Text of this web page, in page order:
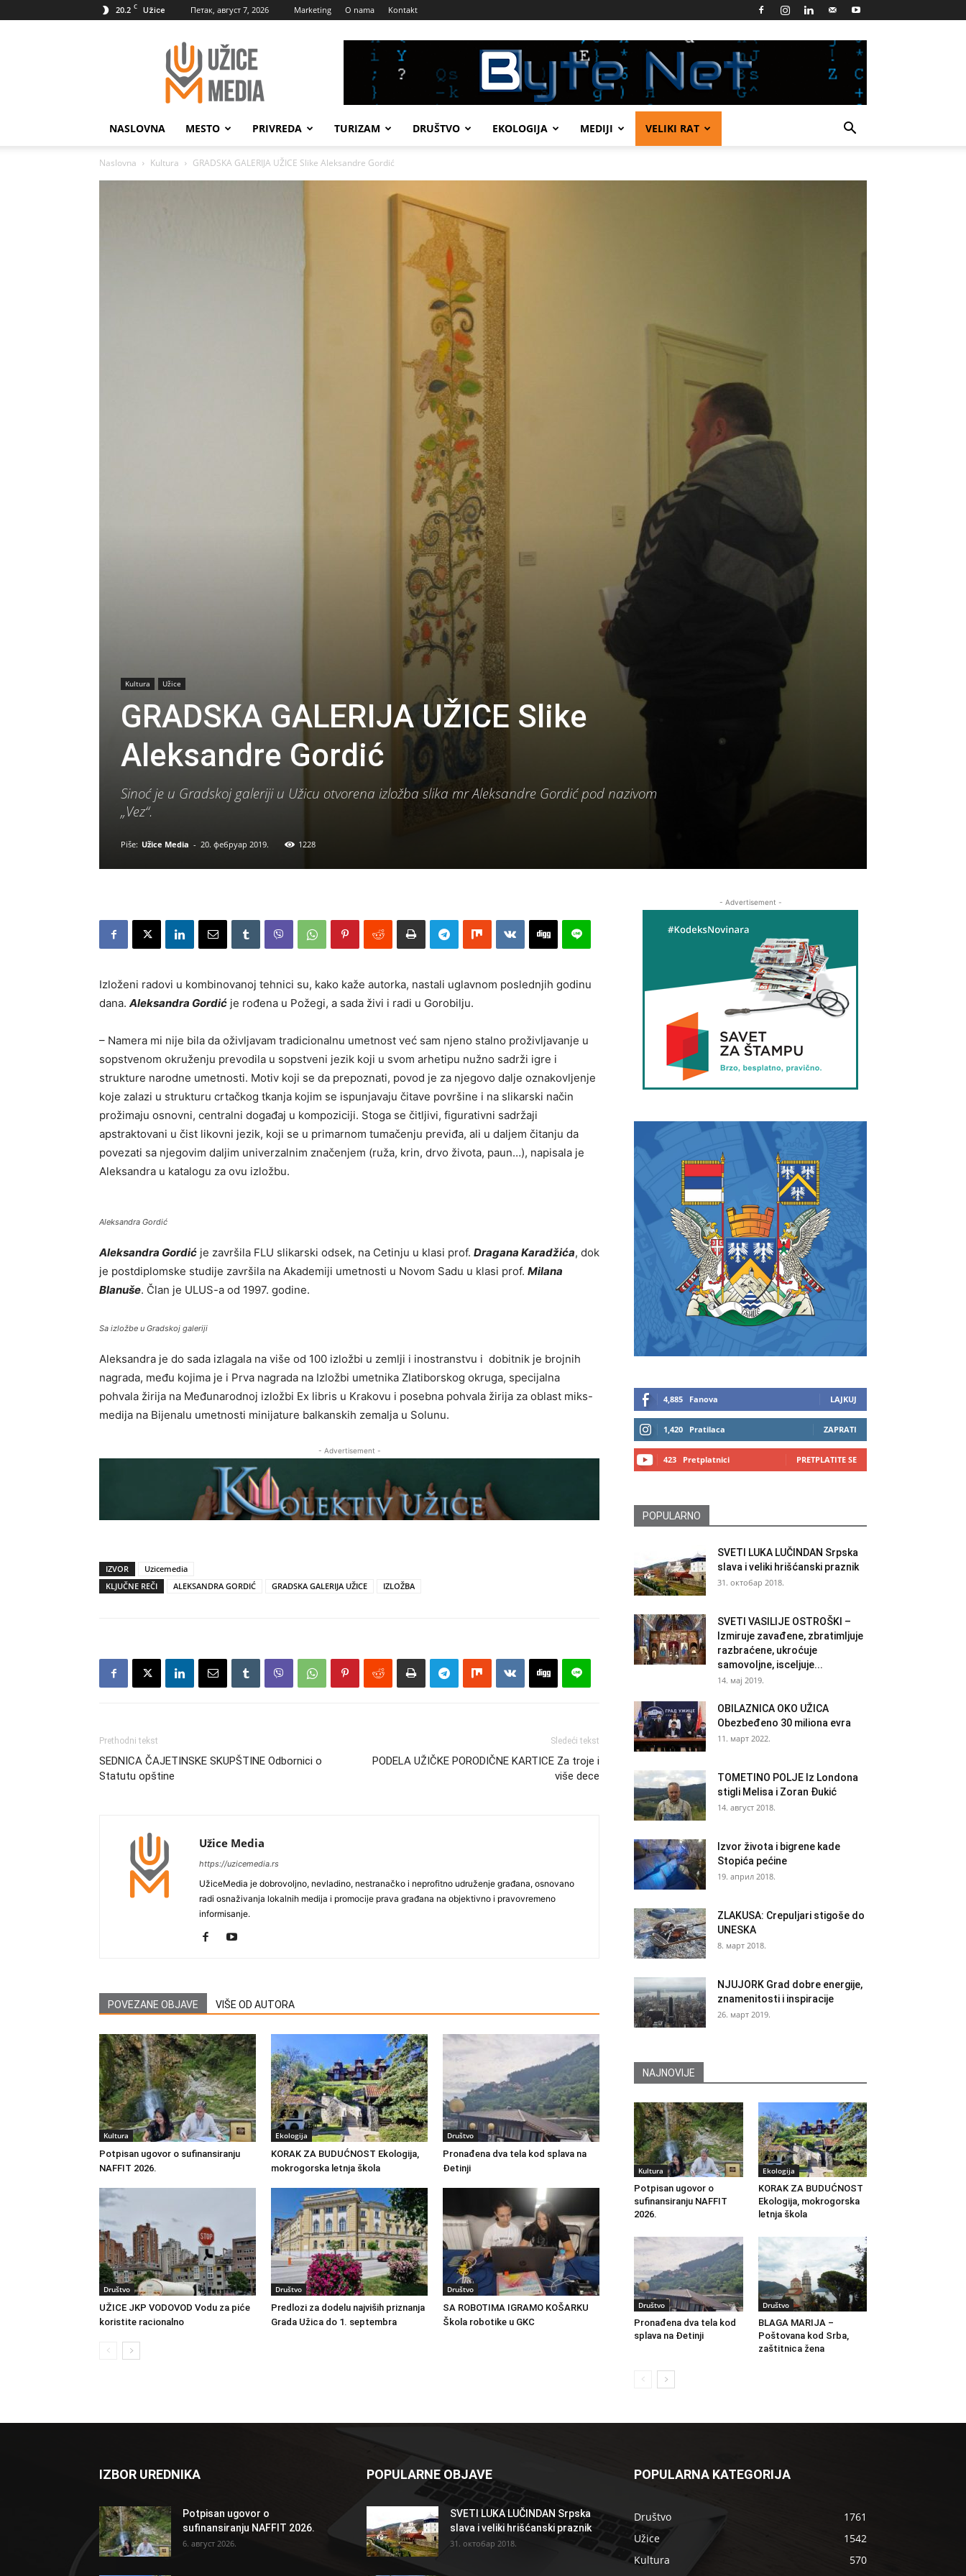
20.2 C Užice Петак, август 7, 2026 Marketing O nama Kontakt
UžiceMedia
NASLOVNA MESTO PRIVREDA TURIZAM DRUŠTVO EKOLOGIJA MEDIJI VELIKI RAT
Naslovna Kultura GRADSKA GALERIJA UŽICE Slike Aleksandre Gordić
Kultura Užice
GRADSKA GALERIJA UŽICE Slike
Aleksandre Gordić
Sinoć je u Gradskoj galeriji u Užicu otvorena izložba slika mr Aleksandre Gordić pod nazivom
„Vez“.
Piše: Užice Media - 20. фебруар 2019. 1228
Izloženi radovi u kombinovanoj tehnici su, kako kaže autorka, nastali uglavnom poslednjih godinu
dana. Aleksandra Gordić je rođena u Požegi, a sada živi i radi u Gorobilju.
– Namera mi nije bila da oživljavam tradicionalnu umetnost već sam njeno stalno proživljavanje u
sopstvenom okruženju prevodila u sopstveni jezik koji u svom arhetipu nužno sadrži igre i
strukture narodne umetnosti. Motiv koji se da prepoznati, povod je za njegovo dalje oznakovljenje
koje zalazi u strukturu crtačkog tkanja kojim se ispunjavaju čitave površine i na slikarski način
prožimaju osnovni, centralni događaj u kompoziciji. Stoga se čitljivi, figurativni sadržaji
apstraktovani u čist likovni jezik, koji se u primarnom tumačenju previđa, ali u daljem čitanju da
povezati sa njegovim daljim univerzalnim značenjem (ruža, krin, drvo života, paun…), napisala je
Aleksandra u katalogu za ovu izložbu.
Aleksandra Gordić
Aleksandra Gordić je završila FLU slikarski odsek, na Cetinju u klasi prof. Dragana Karadžića, dok
je postdiplomske studije završila na Akademiji umetnosti u Novom Sadu u klasi prof. Milana
Blanuše. Član je ULUS-a od 1997. godine.
Sa izložbe u Gradskoj galeriji
Aleksandra je do sada izlagala na više od 100 izložbi u zemlji i inostranstvu i dobitnik je brojnih
nagrada, među kojima je i Prva nagrada na Izložbi umetnika Zlatiborskog okruga, specijalna
pohvala žirija na Međunarodnoj izložbi Ex libris u Krakovu i posebna pohvala žirija za oblast miks-
medija na Bijenalu umetnosti minijature balkanskih zemalja u Solunu.
- Advertisement -
IZVOR
Uzicemedia
KLJUČNE REČI
ALEKSANDRA GORDIĆ GRADSKA GALERIJA UŽICE IZLOŽBA
Prethodni tekst
SEDNICA ČAJETINSKE SKUPŠTINE Odbornici o
Statutu opštine
Sledeći tekst
PODELA UŽIČKE PORODIČNE KARTICE Za troje i
više dece
Užice Media
https://uzicemedia.rs
UžiceMedia je dobrovoljno, nevladino, nestranačko i neprofitno udruženje građana, osnovano
radi osnaživanja lokalnih medija i promocije prava građana na objektivno i pravovremeno
informisanje.
POVEZANE OBJAVE VIŠE OD AUTORA
Kultura
Potpisan ugovor o sufinansiranju
NAFFIT 2026.
Ekologija
KORAK ZA BUDUĆNOST Ekologija,
mokrogorska letnja škola
Društvo
Pronađena dva tela kod splava na
Đetinji
Društvo
UŽICE JKP VODOVOD Vodu za piće
koristite racionalno
Društvo
Predlozi za dodelu najviših priznanja
Grada Užica do 1. septembra
Društvo
SA ROBOTIMA IGRAMO KOŠARKU
Škola robotike u GKC
- Advertisement -
4,885 Fanova LAJKUJ
1,420 Pratilaca ZAPRATI
423 Pretplatnici PRETPLATITE SE
POPULARNO
SVETI LUKA LUČINDAN Srpska
slava i veliki hrišćanski praznik
31. октобар 2018.
SVETI VASILIJE OSTROŠKI –
Izmiruje zavađene, zbratimljuje
razbraćene, ukroćuje
samovoljne, isceljuje...
14. мај 2019.
OBILAZNICA OKO UŽICA
Obezbeđeno 30 miliona evra
11. март 2022.
TOMETINO POLJE Iz Londona
stigli Melisa i Zoran Đukić
14. август 2018.
Izvor života i bigrene kade
Stopića pećine
19. април 2018.
ZLAKUSA: Crepuljari stigoše do
UNESKA
8. март 2018.
NJUJORK Grad dobre energije,
znamenitosti i inspiracije
26. март 2019.
NAJNOVIJE
Kultura
Potpisan ugovor o
sufinansiranju NAFFIT
2026.
Ekologija
KORAK ZA BUDUĆNOST
Ekologija, mokrogorska
letnja škola
Društvo
Pronađena dva tela kod
splava na Đetinji
Društvo
BLAGA MARIJA –
Poštovana kod Srba,
zaštitnica žena
IZBOR UREDNIKA
Potpisan ugovor o
sufinansiranju NAFFIT 2026.
6. август 2026.
POPULARNE OBJAVE
SVETI LUKA LUČINDAN Srpska
slava i veliki hrišćanski praznik
31. октобар 2018.
POPULARNA KATEGORIJA
Društvo
1761
Užice
1542
Kultura
570